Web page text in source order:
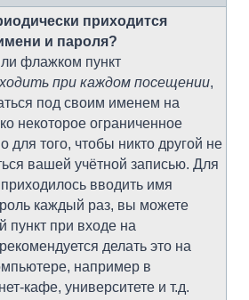
приходится
и пароля?
флажком пункт
при каждом посещении,
под своим именем на
некоторое ограниченное
для того, чтобы никто другой не
вашей учётной записью. Для
вводить имя
каждый раз, вы можете
пункт при входе на
делать это на
например в
кафе, университете и т.д.